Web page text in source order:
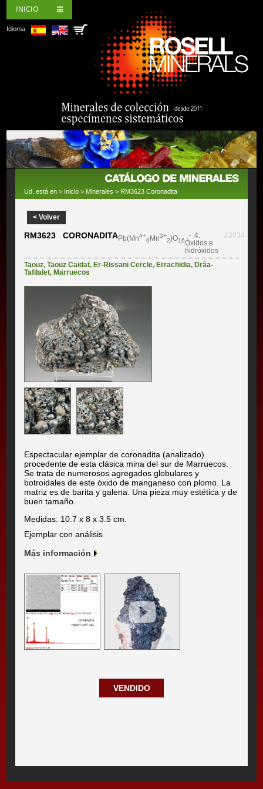
INICIO
Idioma
Ud. está en > Inicio > Minerales > RM3623 Coronadita
< Volver
RM3623 CORONADITAPb(Mn4+
6 Mn3+
2)O16
- 4.
Óxidos e
hidróxidos
#3034
Taouz,Taouz Caïdat, Er-Rissani Cercle, Errachidia, Drâa-
Tafilalet, Marruecos
Espectacular ejemplar de coronadita (analizado)
procedente de esta clásica mina del sur de Marruecos.
Se trata de numerosos agregados globulares y
botroidales de este óxido de manganeso con plomo. La
matriz es de barita y galena. Una pieza muy estética y de
buen tamaño.
Medidas: 10.7 x 8 x 3.5 cm.
Ejemplar con análisis
Más información
VENDIDO